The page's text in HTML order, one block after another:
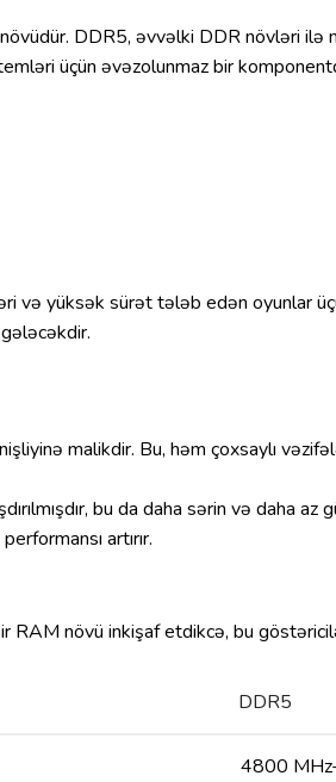
DDR5, əvvəlki DDR növləri ilə
üçün əvəzolunmaz bir
yüksək sürət tələb edən oyunlar
malikdir. Bu, həm çoxsaylı
bu da daha sərin və daha
artırır.
RAM növü inkişaf etdikcə, bu
DDR5
4800